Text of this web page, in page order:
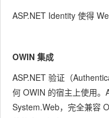
ASP.NET Identity 使得
OWIN 集成
ASP.NET 验证（
何 OWIN 的宿主上使用。
System.Web，完全兼容